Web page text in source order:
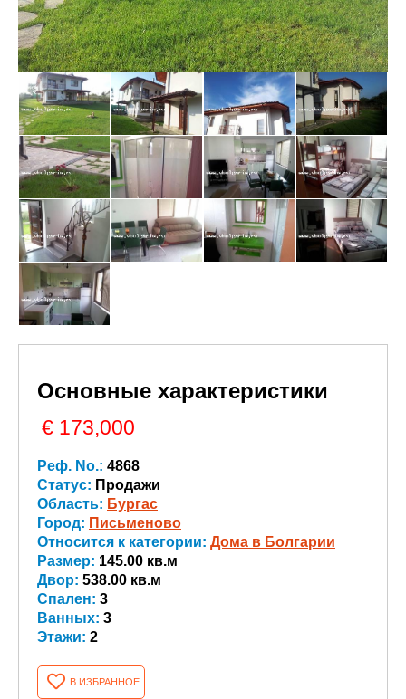
Основные характеристики
€ 173,000
Реф. No.: 4868
Статус: Продажи
Область: Бургас
Город: Письменово
Относится к категории: Дома в Болгарии
Размер: 145.00 кв.м
Двор: 538.00 кв.м
Спален: 3
Ванных: 3
Этажи: 2
В ИЗБРАННОЕ